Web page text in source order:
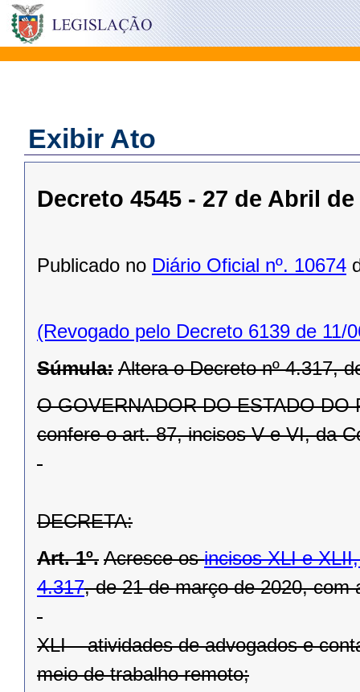
Exibir Ato
Decreto 4545 - 27 de Abril de
Publicado no Diário Oficial nº. 10674
(Revogado pelo Decreto 6139 de 11/
Súmula: Altera o Decreto nº 4.317,
O GOVERNADOR DO ESTADO DO
confere o art. 87, incisos V e VI, da
DECRETA:
Art. 1º. Acresce osincisos XLIe XLII,
4.317, de 21 de março de 2020, com
XLI – atividades de advogados e
meio de trabalho remoto;